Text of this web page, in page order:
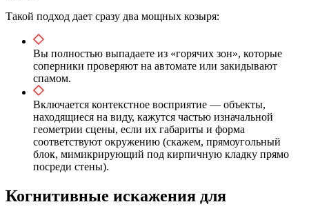
Такой подход дает сразу два мощных козыря:
Вы полностью выпадаете из «горячих зон», которые
соперники проверяют на автомате или закидывают
спамом.
Включается контекстное восприятие — объекты,
находящиеся на виду, кажутся частью изначальной
геометрии сцены, если их габариты и форма
соответствуют окружению (скажем, прямоугольный
блок, мимикрирующий под кирпичную кладку прямо
посреди стены).
Когнитивные искажения для